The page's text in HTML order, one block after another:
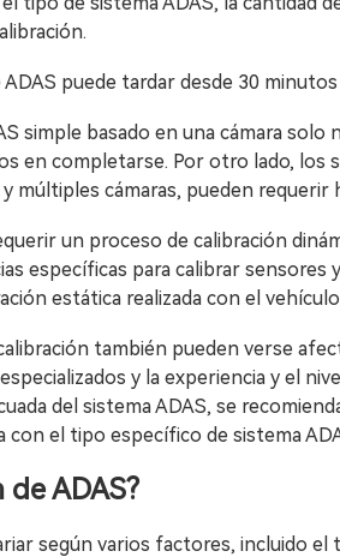
puede tardar desde 30
simple basado en una cámara solo
en completarse. Por otro lado, los
múltiples cámaras, pueden requerir
un proceso de calibración
específicas para calibrar sensores
estática realizada con el
también pueden verse
y la experiencia y el
del sistema ADAS, se
el tipo específico de sistema
ADAS?
según varios factores, incluido el